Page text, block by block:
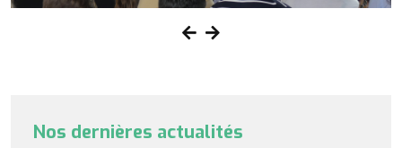
Nos dernières actualités